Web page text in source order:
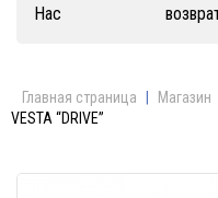
Нас
Главная страница Магазин
VESTA “DRIVE”